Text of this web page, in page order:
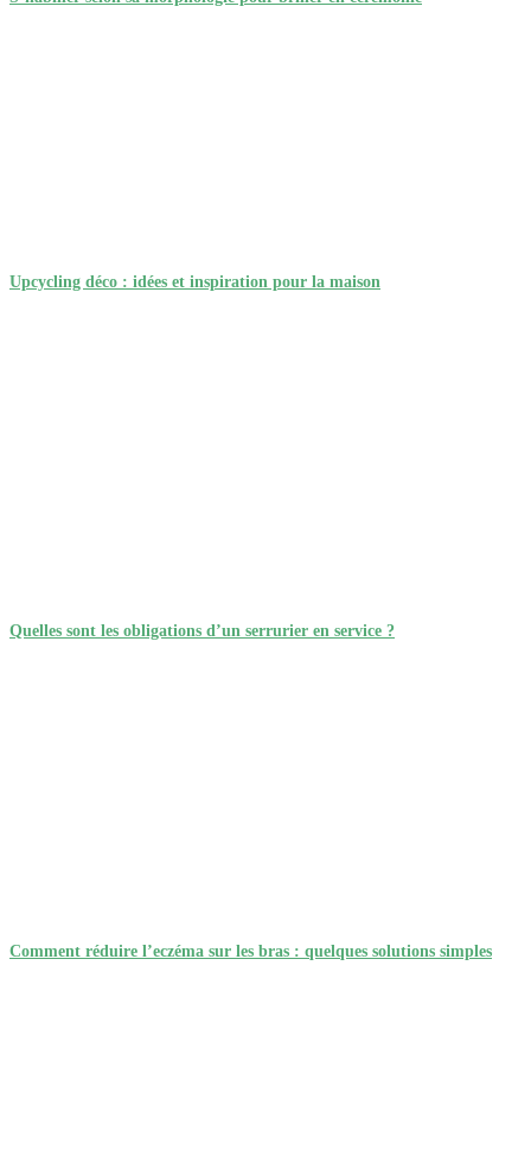
Upcycling déco : idées et inspiration pour la maison
Quelles sont les obligations d’un serrurier en service ?
Comment réduire l’eczéma sur les bras : quelques solutions simples